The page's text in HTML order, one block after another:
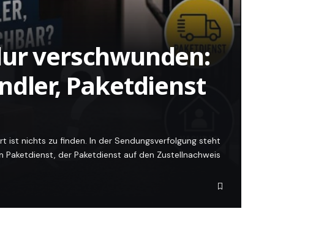
verschwunden:
Paketdienst
ist nichts zu finden. In der Sendungsverfolgung steht
Paketdienst, der Paketdienst auf den Zustellnachweis